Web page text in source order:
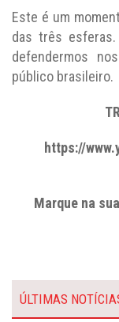
Este é um
das três esferas.
defendermos
público brasileiro.
https://
Marque na
ÚLTIMAS